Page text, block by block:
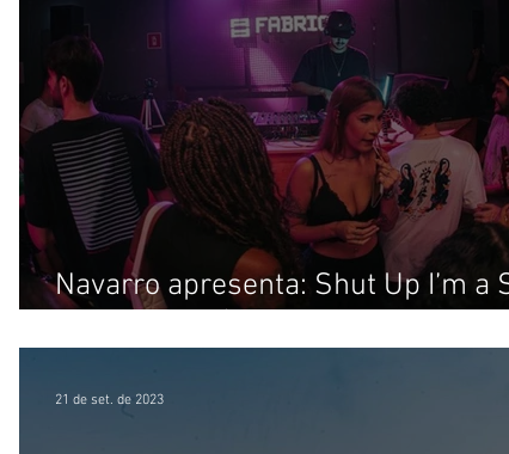
Navarro apresenta: Shut Up I’m a
21 de set. de 2023